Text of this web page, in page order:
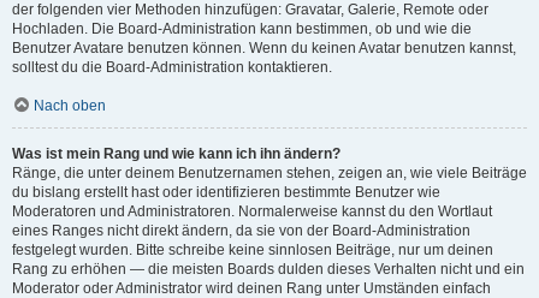
der folgenden vier Methoden hinzufügen: Gravatar, Galerie, Remote oder
Hochladen. Die Board-Administration kann bestimmen, ob und wie die
Benutzer Avatare benutzen können. Wenn du keinen Avatar benutzen kannst,
solltest du die Board-Administration kontaktieren.
Nach oben
Was ist mein Rang und wie kann ich ihn ändern?
Ränge, die unter deinem Benutzernamen stehen, zeigen an, wie viele Beiträge
du bislang erstellt hast oder identifizieren bestimmte Benutzer wie
Moderatoren und Administratoren. Normalerweise kannst du den Wortlaut
eines Ranges nicht direkt ändern, da sie von der Board-Administration
festgelegt wurden. Bitte schreibe keine sinnlosen Beiträge, nur um deinen
Rang zu erhöhen — die meisten Boards dulden dieses Verhalten nicht und ein
Moderator oder Administrator wird deinen Rang unter Umständen einfach